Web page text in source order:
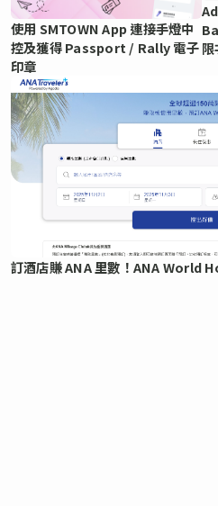
使用 SMTOWN App 連接手燈中
控及獲得 Passport / Rally 電子
印章
訂酒店賺 ANA 里數！ANA World